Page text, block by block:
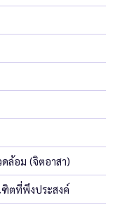
ล้อม (จิตอาสา)
ตที่พึงประสงค์